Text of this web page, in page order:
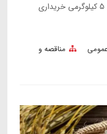
قالب کیسه‌های 10 کیلوگرمی و 5 کیلوگرمی خریداری
مناقصه و